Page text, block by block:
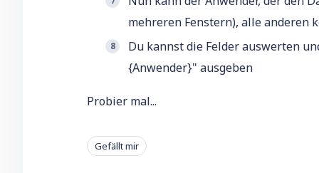
mehreren Fenstern), alle anderen
Du kannst die Felder auswerten
{Anwender}" ausgeben
Probier mal...
Gefällt mir